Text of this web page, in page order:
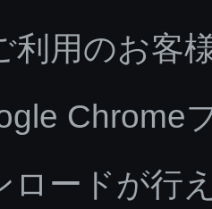
利用のお客
Chrome
ロードが行